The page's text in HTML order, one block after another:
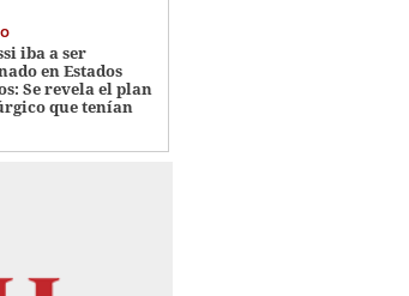
iba a ser
en Estados
Se revela el plan
que tenían